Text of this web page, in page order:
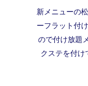
新メニューの
ーフラット付
ので付け放題
クステを付け